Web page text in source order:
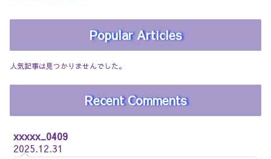
Popular Articles
人気記事は見つかりませんでした。
Recent Comments
xxxxx_0409
2025.12.31
●